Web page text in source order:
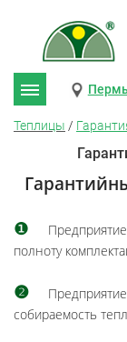
Теплицы /
❶
полноту
❷
собираемость